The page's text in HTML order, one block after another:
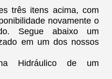
três itens acima, com
novamente o
Segue abaixo um
em um dos nossos
Hidráulico de um